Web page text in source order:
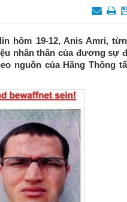
hôm 19-12, Anis Amri,
nhân thân của đương sự
nguồn của Hãng Thông